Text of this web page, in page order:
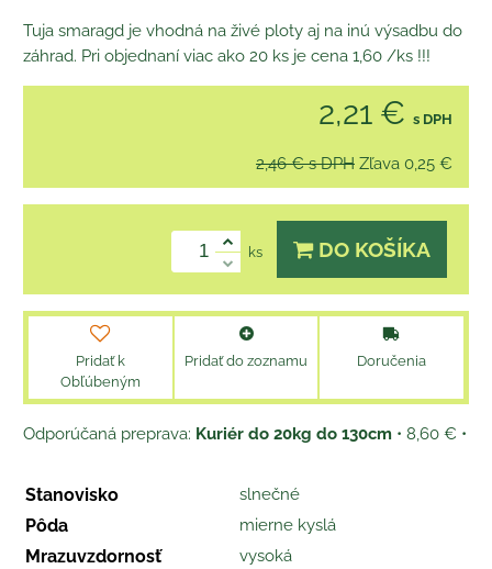
Tuja smaragd je vhodná na živé ploty aj na inú výsadbu do
záhrad. Pri objednaní viac ako 20 ks je cena 1,60 /ks !!!
2,21 € s DPH
2,46 € s DPH Zľava 0,25 €
ks DO KOŠÍKA
Pridať k
Obľúbeným
Pridať do zoznamu Doručenia
Kuriér do 20kg do 130cm • 8,60 € •
Stanovisko slnečné
Pôda mierne kyslá
Mrazuvzdornosť vysoká